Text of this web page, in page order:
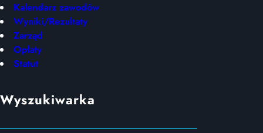
Kalendarz zawodów
Wyniki/Rezultaty
Zarząd
Opłaty
Statut
Wyszukiwarka